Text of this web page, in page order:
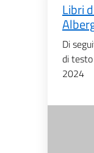
Libri
Di
di
2024